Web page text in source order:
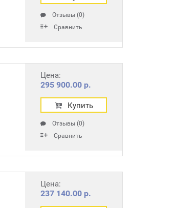
Отзывы (0)
Сравнить
Цена:
295 900.00 р.
Купить
Отзывы (0)
Сравнить
Цена:
237 140.00 р.